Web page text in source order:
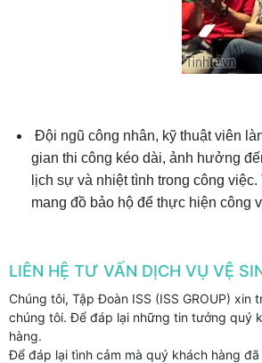
Đội ngũ công nhân, kỹ thuật viên
gian thi công kéo dài, ảnh hưởng
lịch sự và nhiệt tình trong công
mang đồ bảo hộ để thực hiện công
LIÊN HỆ TƯ VẤN DỊCH VỤ VỆ
Chúng tôi, Tập Đoàn ISS (ISS GROUP)
chúng tôi. Để đáp lại những tin tưởng quý
hàng.
Để đáp lại tình cảm mà quý khách hàng